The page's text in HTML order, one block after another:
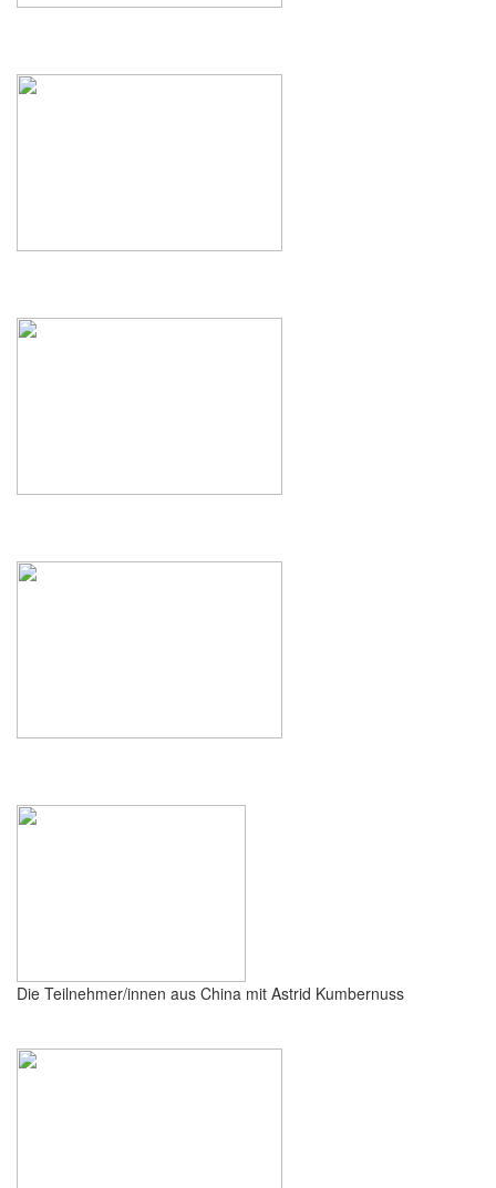
Die Teilnehmer/innen aus China mit Astrid Kumbernuss